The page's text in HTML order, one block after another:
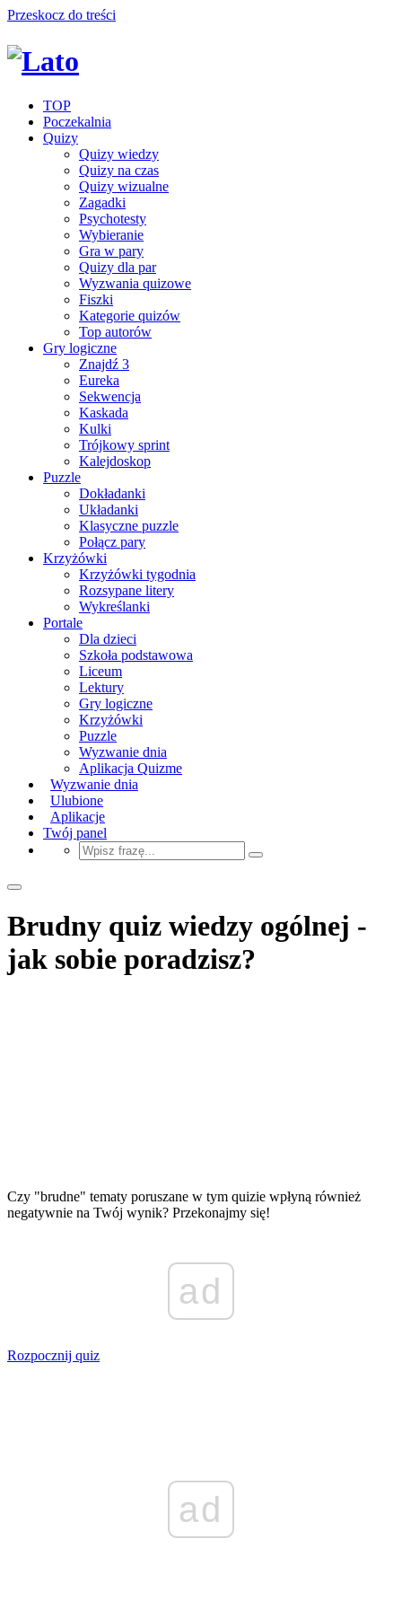
Przeskocz do treści
TOP
Poczekalnia
Quizy
Quizy wiedzy
Quizy na czas
Quizy wizualne
Zagadki
Psychotesty
Wybieranie
Gra w pary
Quizy dla par
Wyzwania quizowe
Fiszki
Kategorie quizów
Top autorów
Gry logiczne
Znajdź 3
Eureka
Sekwencja
Kaskada
Kulki
Trójkowy sprint
Kalejdoskop
Puzzle
Dokładanki
Układanki
Klasyczne puzzle
Połącz pary
Krzyżówki
Krzyżówki tygodnia
Rozsypane litery
Wykreślanki
Portale
Dla dzieci
Szkoła podstawowa
Liceum
Lektury
Gry logiczne
Krzyżówki
Puzzle
Wyzwanie dnia
Aplikacja Quizme
Wyzwanie dnia
Ulubione
Aplikacje
Twój panel
Brudny quiz wiedzy ogólnej -
jak sobie poradzisz?
Czy "brudne" tematy poruszane w tym quizie wpłyną również
negatywnie na Twój wynik? Przekonajmy się!
ad
Rozpocznij quiz
ad